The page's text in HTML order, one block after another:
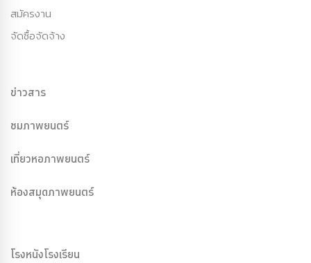
สมัครงาน
จัดซื้อจัดจ้าง
ข่าวสาร
ชมภาพยนตร์
เที่ยวหอภาพยนตร์
ห้องสมุดภาพยนตร์
โรงหนังโรงเรียน